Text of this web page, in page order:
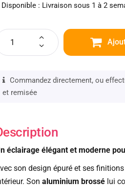
Disponible : Livraison sous 1 à 2
Commandez directement, ou
et remisée
éclairage élégant et moderne
son design épuré et ses finitions
Son aluminium brossélui